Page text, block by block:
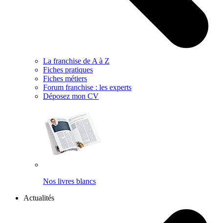
La franchise de A à Z
Fiches pratiques
Fiches métiers
Forum franchise : les experts
Déposez mon CV
Nos livres blancs
Actualités